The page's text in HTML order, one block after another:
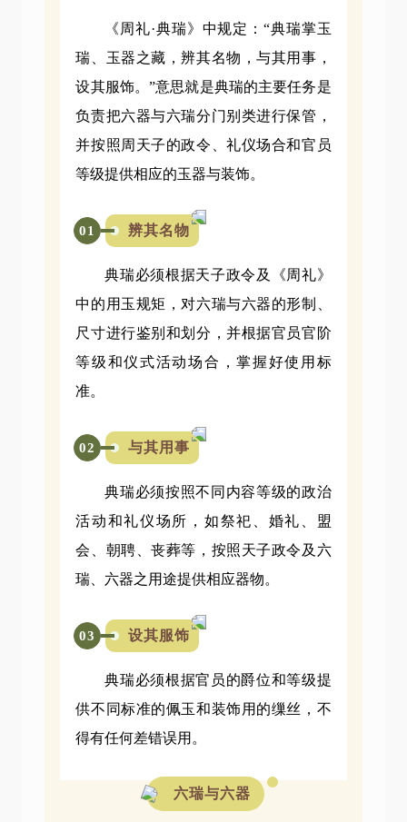
《周礼·典瑞》中规定：“典瑞掌玉
瑞、玉器之藏，辨其名物，与其用事，
设其服饰。”意思就是典瑞的主要任务是
负责把六器与六瑞分门别类进行保管，
并按照周天子的政令、礼仪场合和官员
等级提供相应的玉器与装饰。
01 辨其名物
典瑞必须根据天子政令及《周礼》
中的用玉规矩，对六瑞与六器的形制、
尺寸进行鉴别和划分，并根据官员官阶
等级和仪式活动场合，掌握好使用标
准。
02 与其用事
典瑞必须按照不同内容等级的政治
活动和礼仪场所，如祭祀、婚礼、盟
会、朝聘、丧葬等，按照天子政令及六
瑞、六器之用途提供相应器物。
03 设其服饰
典瑞必须根据官员的爵位和等级提
供不同标准的佩玉和装饰用的缫丝，不
得有任何差错误用。
六瑞与六器